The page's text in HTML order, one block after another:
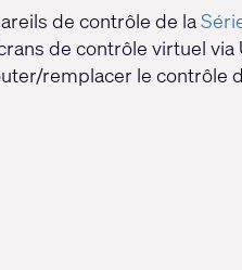
de contrôle de la
de contrôle virtuel via
remplacer le contrôle